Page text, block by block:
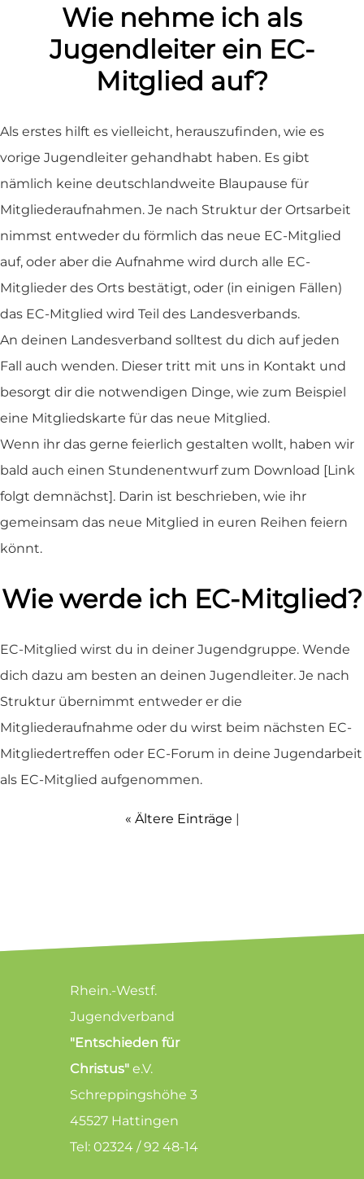
Wie nehme ich als
Jugendleiter ein EC-
Mitglied auf?
Als erstes hilft es vielleicht, herauszufinden, wie es
vorige Jugendleiter gehandhabt haben. Es gibt
nämlich keine deutschlandweite Blaupause für
Mitgliederaufnahmen. Je nach Struktur der Ortsarbeit
nimmst entweder du förmlich das neue EC-Mitglied
auf, oder aber die Aufnahme wird durch alle EC-
Mitglieder des Orts bestätigt, oder (in einigen Fällen)
das EC-Mitglied wird Teil des Landesverbands.
An deinen Landesverband solltest du dich auf jeden
Fall auch wenden. Dieser tritt mit uns in Kontakt und
besorgt dir die notwendigen Dinge, wie zum Beispiel
eine Mitgliedskarte für das neue Mitglied.
Wenn ihr das gerne feierlich gestalten wollt, haben wir
bald auch einen Stundenentwurf zum Download [Link
folgt demnächst]. Darin ist beschrieben, wie ihr
gemeinsam das neue Mitglied in euren Reihen feiern
könnt.
Wie werde ich EC-Mitglied?
EC-Mitglied wirst du in deiner Jugendgruppe. Wende
dich dazu am besten an deinen Jugendleiter. Je nach
Struktur übernimmt entweder er die
Mitgliederaufnahme oder du wirst beim nächsten EC-
Mitgliedertreffen oder EC-Forum in deine Jugendarbeit
als EC-Mitglied aufgenommen.
« Ältere Einträge |
Rhein.-Westf.
Jugendverband
"Entschieden für
Christus"e.V.
Schreppingshöhe 3
45527 Hattingen
Tel: 02324 / 92 48-14